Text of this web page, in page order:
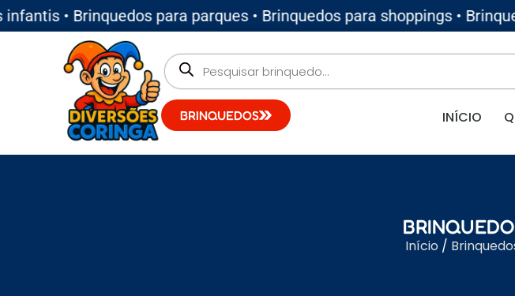
• Brinquedos para parques • Brinquedos para shoppings •
BRINQUEDOS INÍCIO
Início/